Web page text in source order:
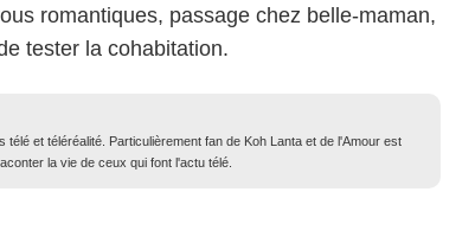
romantiques, passage chez belle-maman,
tester la cohabitation.
et téléréalité. Particulièrement fan de Koh Lanta et de l'Amour est
la vie de ceux qui font l'actu télé.